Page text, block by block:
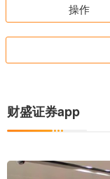
操作
财盛证券app